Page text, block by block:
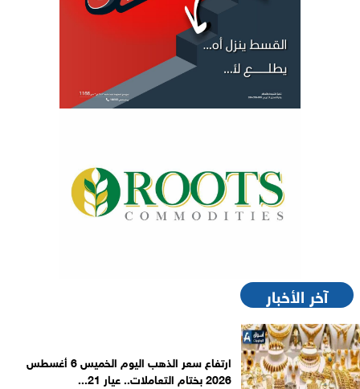
آخر الأخبار
ارتفاع سعر الذهب اليوم الخميس 6 أغسطس
2026 بختام التعاملات.. عيار 21...